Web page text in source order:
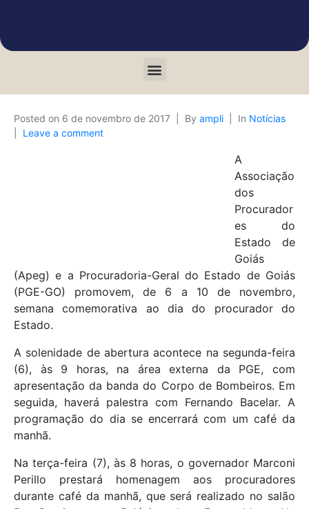
Posted on 6 de novembro de 2017 By ampli In Notícias
Leave a comment
A
Associação
dos
Procurador
es do
Estado de
Goiás
(Apeg) e a Procuradoria-Geral do Estado de Goiás
(PGE-GO) promovem, de 6 a 10 de novembro,
semana comemorativa ao dia do procurador do
Estado.
A solenidade de abertura acontece na segunda-feira
(6), às 9 horas, na área externa da PGE, com
apresentação da banda do Corpo de Bombeiros. Em
seguida, haverá palestra com Fernando Bacelar. A
programação do dia se encerrará com um café da
manhã.
Na terça-feira (7), às 8 horas, o governador Marconi
Perillo prestará homenagem aos procuradores
durante café da manhã, que será realizado no salão